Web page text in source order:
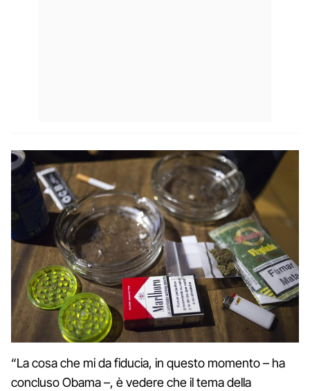
“La cosa che mi da fiducia, in questo momento – ha
concluso Obama –, è vedere che il tema della